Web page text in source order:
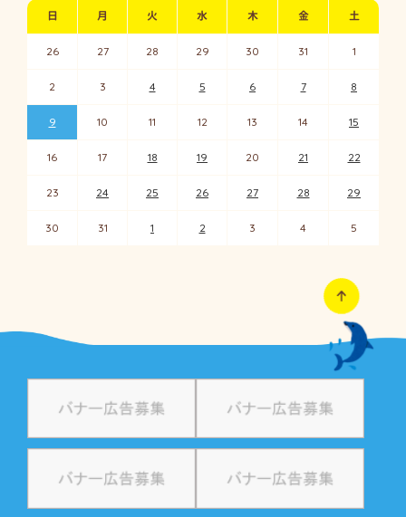
日 月 火 水 木 金 土
26 27 28 29 30 31 1
2 3 4 5 6 7 8
9 10 11 12 13 14 15
16 17 18 19 20 21 22
23 24 25 26 27 28 29
30 31 1 2 3 4 5